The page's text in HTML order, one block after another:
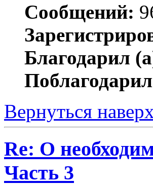
Сообщений:
Благодарил
Вернуться
Re: О
Часть 3